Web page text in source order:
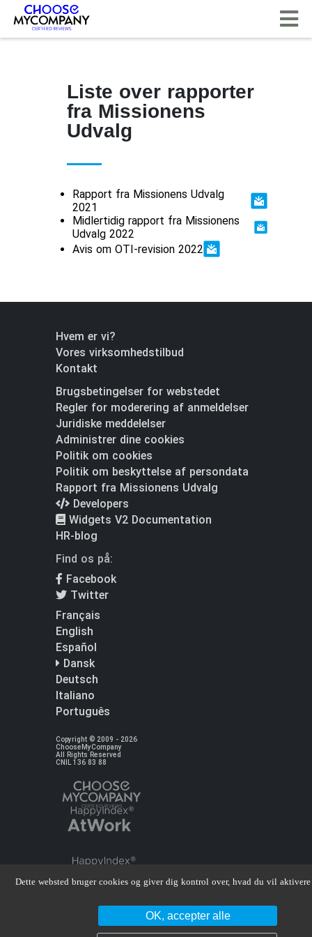
Liste over rapporter
fra Missionens
Udvalg
Rapport fra Missionens Udvalg
2021
Midlertidig rapport fra Missionens
Udvalg 2022
Avis om OTI-revision 2022
Hvem er vi?
Vores virksomhedstilbud
Kontakt
Brugsbetingelser for webstedet
Regler for moderering af anmeldelser
Juridiske meddelelser
Administrer dine cookies
Politik om cookies
Politik om beskyttelse af persondata
Rapport fra Missionens Udvalg
Developers
Widgets V2 Documentation
HR-blog
Find os på:
Facebook
Twitter
Français
English
Español
Dansk
Deutsch
Italiano
Português
Copyright © 2009 - 2026
ChooseMyCompany
All Rights Reserved
CNIL 136 83 88
CCookie-styringspanel
Dette websted bruger cookies og giver dig kontrol over, hvad du vil aktivere
OK, accepter alle